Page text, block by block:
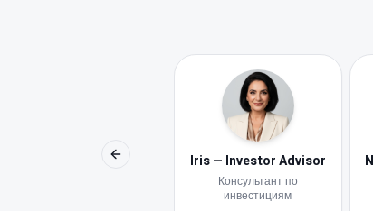
Iris — Investor Advisor
Консультант по
инвестициям
Previous slide